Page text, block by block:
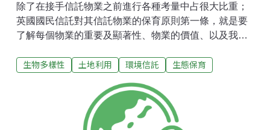
除了在接手信託物業之前進行各種考量中占很大比重；
英國國民信託對其信託物業的保育原則第一條，就是要
了解每個物業的重要及顯著性、物業的價值、以及我們
解這個物業的特殊之美，進而更妥善地規劃她的經營管
的，每個時代都有所不同；國民信託作為運作了上百年
的襲產保存組織，更是如此。所以，對重要性的分析和
評估必須從時代的脈絡來理解，未來也可能有需要持續
生物多樣性 土地利用 環境信託 生態保育